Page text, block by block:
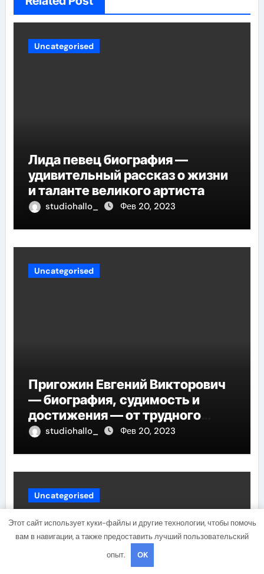
Uncategorised
Лида певец биография —
удивительный рассказ о жизни
и таланте великого артиста
studiohallo_ Фев 20, 2023
Uncategorised
Пригожин Евгений Викторович
— биография, судимость и
достижения — от трудного
детства до мирового успеха
studiohallo_ Фев 20, 2023
Uncategorised
Этот сайт использует куки-файлы и другие технологии, чтобы помочь
вам в навигации, а также предоставить лучший пользовательский
опыт.
OK